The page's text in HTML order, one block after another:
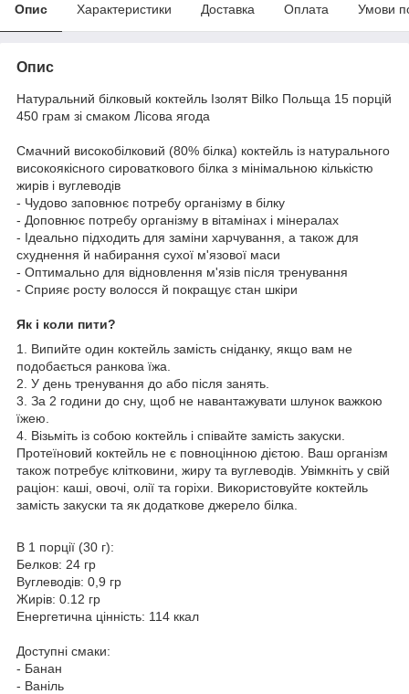
Опис Характеристики Доставка Оплата Умови
Опис
Натуральний білковый коктейль Ізолят Bilko Польща 15 порцій
450 грам зі смаком Лісова ягода
Смачний високобілковий (80% білка) коктейль із натурального
високоякісного сироваткового білка з мінімальною кількістю
жирів і вуглеводів
- Чудово заповнює потребу організму в білку
- Доповнює потребу організму в вітамінах і мінералах
- Ідеально підходить для заміни харчування, а також для
схуднення й набирання сухої м'язової маси
- Оптимально для відновлення м'язів після тренування
- Сприяє росту волосся й покращує стан шкіри
Як і коли пити?
1. Випийте один коктейль замість сніданку, якщо вам не
подобається ранкова їжа.
2. У день тренування до або після занять.
3. За 2 години до сну, щоб не навантажувати шлунок важкою
їжею.
4. Візьміть із собою коктейль і співайте замість закуски.
Протеїновий коктейль не є повноцінною дієтою. Ваш організм
також потребує клітковини, жиру та вуглеводів. Увімкніть у свій
раціон: каші, овочі, олії та горіхи. Використовуйте коктейль
замість закуски та як додаткове джерело білка.
В 1 порції (30 г):
Белков: 24 гр
Вуглеводів: 0,9 гр
Жирів: 0.12 гр
Енергетична цінність: 114 ккал
Доступні смаки:
- Банан
- Ваніль